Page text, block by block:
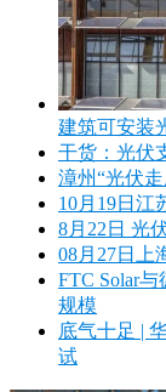
建筑可安装
干货：光伏
漳州“光伏
10月19日江
8月22日 光
08月27日上
FTC Solar
规模
底气十足 |
试